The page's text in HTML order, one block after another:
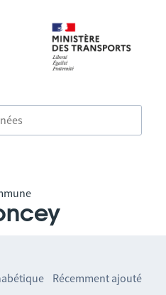
Récemment ajouté